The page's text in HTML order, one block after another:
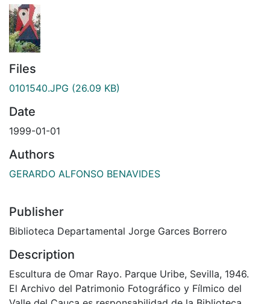
Files
0101540.JPG (26.09 KB)
Date
1999-01-01
Authors
GERARDO ALFONSO BENAVIDES
Publisher
Biblioteca Departamental Jorge Garces Borrero
Description
Escultura de Omar Rayo. Parque Uribe, Sevilla, 1946.
El Archivo del Patrimonio Fotográfico y Fílmico del